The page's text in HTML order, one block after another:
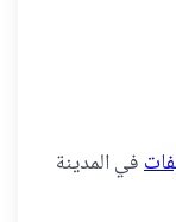
في المدينة